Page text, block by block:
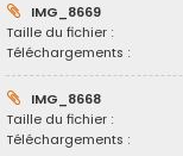
IMG_8669
Taille du fichier :
Téléchargements :
IMG_8668
Taille du fichier :
Téléchargements :